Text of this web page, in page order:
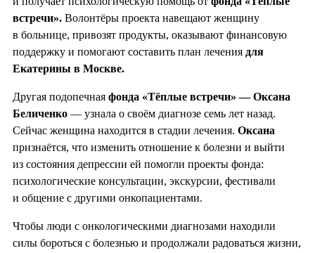
встречи». Волонтёры проекта навещают женщину
в больнице, привозят продукты, оказывают финансовую
поддержку и помогают составить план лечения для
Екатерины в Москве.
Другая подопечная фонда «Тёплые встречи» — Оксана
Беличенко — узнала о своём диагнозе семь лет назад.
Сейчас женщина находится в стадии лечения. Оксана
признаётся, что изменить отношение к болезни и выйти
из состояния депрессии ей помогли проекты фонда:
психологические консультации, экскурсии, фестивали
и общение с другими онкопациентами.
Чтобы люди с онкологическими диагнозами находили
силы бороться с болезнью и продолжали радоваться жизни,